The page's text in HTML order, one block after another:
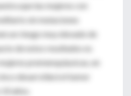
que las mujeres con
sin mutaciones
un riesgo muy elevado de
de estos resultados es
premenopáusicas, en
desarrollará el tumor
años.